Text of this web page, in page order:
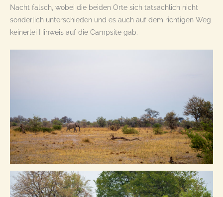
Nacht falsch, wobei die beiden Orte sich tatsächlich nicht
sonderlich unterschieden und es auch auf dem richtigen Weg
keinerlei Hinweis auf die Campsite gab.